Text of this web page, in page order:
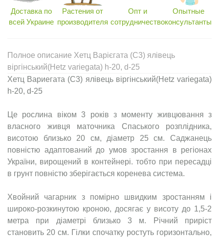
Доставка по
всей Украине
Растения от
производителя
Опт и
сотрудничество
Опытные
консультанты
Полное описание Хетц Варієгата (C3) ялівець
віргінський(Hetz variegata) h-20, d-25
Хетц Вариегата (C3) ялівець віргінський(Hetz variegata)
h-20, d-25
Це рослина віком 3 років з моменту живцювання з
власного живця маточника Спаського розплідника,
висотою близько 20 см, діаметр 25 см. Саджанець
повністю адаптований до умов зростання в регіонах
України, вирощений в контейнері. тобто при пересадці
в грунт повністю зберігається коренева система.
Хвойний чагарник з помірно швидким зростанням і
широко-розкинутою кроною, досягає у висоту до 1,5-2
метра при діаметрі близько 3 м. Річний приріст
становить 20 см. Гілки спочатку ростуть горизонтально,